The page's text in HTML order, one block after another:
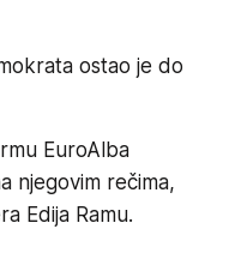
ostao je do
EuroAlba
njegovim rečima,
Edija Ramu.